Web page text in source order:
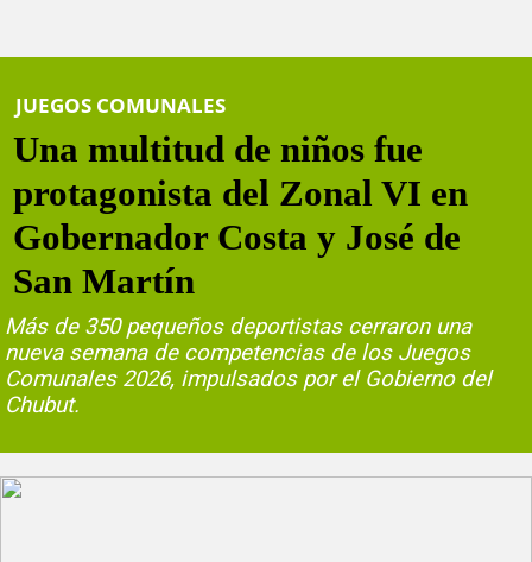
JUEGOS COMUNALES
Una multitud de niños fue
protagonista del Zonal VI en
Gobernador Costa y José de
San Martín
Más de 350 pequeños deportistas cerraron una
nueva semana de competencias de los Juegos
Comunales 2026, impulsados por el Gobierno del
Chubut.